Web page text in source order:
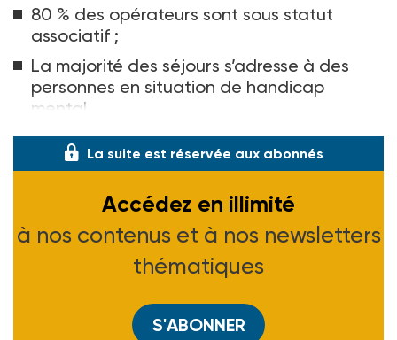
80 % des opérateurs sont sous statut
associatif ;
La majorité des séjours s’adresse à des
personnes en situation de handicap
mental
La suite est réservée aux abonnés
Accédez en illimité
à nos contenus et à nos newsletters
thématiques
S'ABONNER